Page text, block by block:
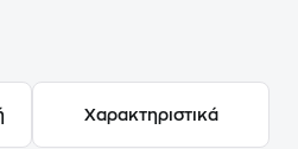
Χαρακτηριστικά